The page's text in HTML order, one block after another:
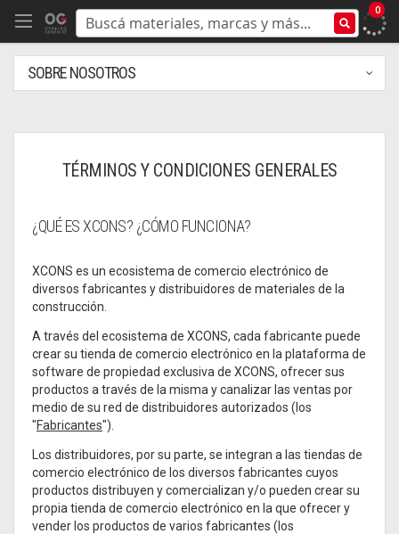
0
TÉRMINOS Y CONDICIONES GENERALES
¿QUÉ ES XCONS? ¿CÓMO FUNCIONA?
XCONS es un ecosistema de comercio electrónico de
diversos fabricantes y distribuidores de materiales de la
construcción.
A través del ecosistema de XCONS, cada fabricante puede
crear su tienda de comercio electrónico en la plataforma de
software de propiedad exclusiva de XCONS, ofrecer sus
productos a través de la misma y canalizar las ventas por
medio de su red de distribuidores autorizados (los
"Fabricantes").
Los distribuidores, por su parte, se integran a las tiendas de
comercio electrónico de los diversos fabricantes cuyos
productos distribuyen y comercializan y/o pueden crear su
propia tienda de comercio electrónico en la que ofrecer y
vender los productos de varios fabricantes (los
SOBRE NOSOTROS